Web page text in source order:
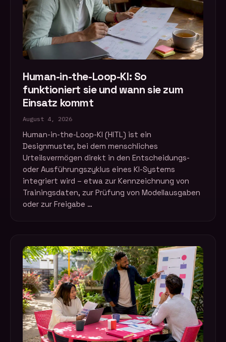
Human-in-the-Loop-KI: So
funktioniert sie und wann sie zum
Einsatz kommt
August 4, 2026
Human-in-the-Loop-KI (HITL) ist ein
Designmuster, bei dem menschliches
Urteilsvermögen direkt in den Entscheidungs-
oder Ausführungszyklus eines KI-Systems
integriert wird – etwa zur Kennzeichnung von
Trainingsdaten, zur Prüfung von Modellausgaben
oder zur Freigabe …